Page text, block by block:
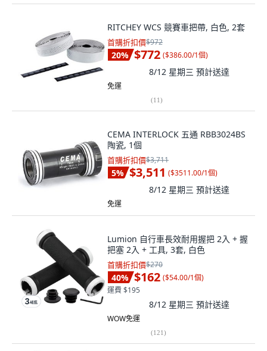
RITCHEY WCS 競賽車把帶, 白色, 2套
首購折扣價$972
20% $772 ($386.00/1個)
8/12 星期三 預計送達
免運
(11)
CEMA INTERLOCK 五通 RBB3024BS
陶瓷, 1個
首購折扣價$3,711
5% $3,511 ($3511.00/1個)
8/12 星期三 預計送達
免運
Lumion 自行車長效耐用握把 2入 + 握
把塞 2入 + 工具, 3套, 白色
首購折扣價$270
40% $162 ($54.00/1個)
運費 $195
8/12 星期三 預計送達
WOW免運
(121)